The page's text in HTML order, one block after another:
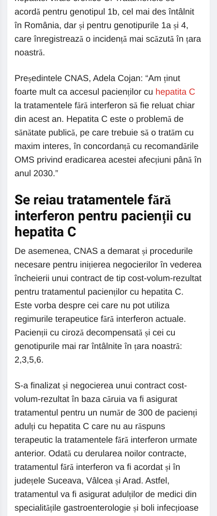
acordă pentru genotipul 1b, cel mai des întâlnit
în România, dar și pentru genotipurile 1a și 4,
care înregistrează o incidență mai scăzută în țara
noastră.
Președintele CNAS, Adela Cojan: “Am ținut
foarte mult ca accesul pacienților cu hepatita C
la tratamentele fără interferon să fie reluat chiar
din acest an. Hepatita C este o problemă de
sănătate publică, pe care trebuie să o tratăm cu
maxim interes, în concordanță cu recomandările
OMS privind eradicarea acestei afecțiuni până în
anul 2030.”
Se reiau tratamentele fără
interferon pentru pacienții cu
hepatita C
De asemenea, CNAS a demarat și procedurile
necesare pentru inițierea negocierilor în vederea
încheierii unui contract de tip cost-volum-rezultat
pentru tratamentul pacienților cu hepatita C.
Este vorba despre cei care nu pot utiliza
regimurile terapeutice fără interferon actuale.
Pacienții cu ciroză decompensată și cei cu
genotipurile mai rar întâlnite în țara noastră:
2,3,5,6.
S-a finalizat și negocierea unui contract cost-
volum-rezultat în baza căruia va fi asigurat
tratamentul pentru un număr de 300 de pacienți
adulți cu hepatita C care nu au răspuns
terapeutic la tratamentele fără interferon urmate
anterior. Odată cu derularea noilor contracte,
tratamentul fără interferon va fi acordat și în
județele Suceava, Vâlcea și Arad. Astfel,
tratamentul va fi asigurat adulților de medici din
specialitățile gastroenterologie și boli infecțioase